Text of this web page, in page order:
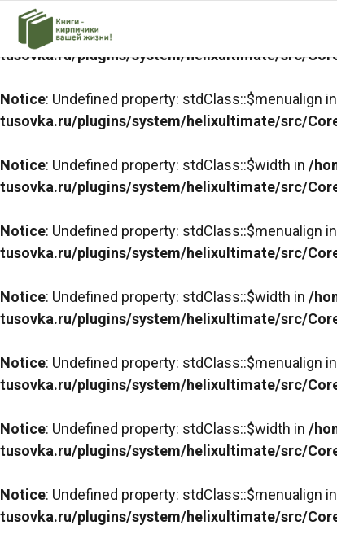
: Undefined property: stdClass::$width in
/
tusovka.ru/plugins/system/helixultimate/src/
Notice: Undefined property: stdClass::$menualign in
tusovka.ru/plugins/system/helixultimate/src/
Notice: Undefined property: stdClass::$width in /
tusovka.ru/plugins/system/helixultimate/src/
Notice: Undefined property: stdClass::$menualign in
tusovka.ru/plugins/system/helixultimate/src/
Notice: Undefined property: stdClass::$width in /
tusovka.ru/plugins/system/helixultimate/src/
Notice: Undefined property: stdClass::$menualign in
tusovka.ru/plugins/system/helixultimate/src/
Notice: Undefined property: stdClass::$width in /
tusovka.ru/plugins/system/helixultimate/src/
Notice: Undefined property: stdClass::$menualign in
tusovka.ru/plugins/system/helixultimate/src/